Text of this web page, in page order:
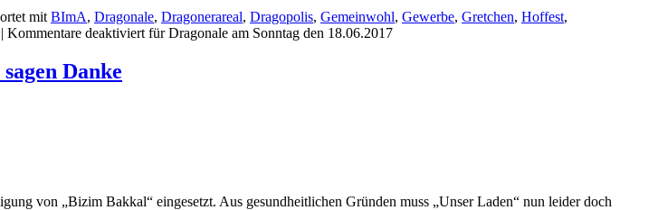
mit BImA, Dragonale, Dragonerareal, Dragopolis, Gemeinwohl, Gewerbe, Gretchen, Hoffest,
Kommentare deaktiviertfür Dragonale am Sonntag den 18.06.2017
Danke
von „Bizim Bakkal“ eingesetzt. Aus gesundheitlichen Gründen muss „Unser Laden“ nun leider doch